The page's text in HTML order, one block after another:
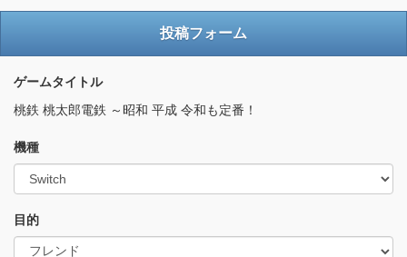
投稿フォーム
ゲームタイトル
桃鉄 桃太郎電鉄 ～昭和 平成 令和も定番！
機種
目的